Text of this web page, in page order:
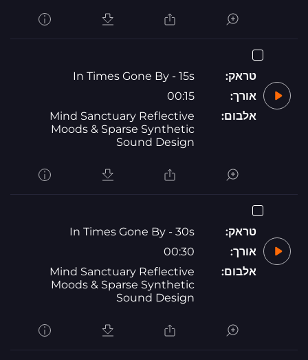
טראק:
In Times Gone By - 15s
אורך:
00:15
אלבום:
Mind Sanctuary Reflective
Moods & Sparse Synthetic
Sound Design
טראק:
In Times Gone By - 30s
אורך:
00:30
אלבום:
Mind Sanctuary Reflective
Moods & Sparse Synthetic
Sound Design